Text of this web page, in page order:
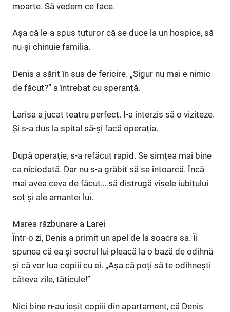
moarte. Să vedem ce face.
Așa că le-a spus tuturor că se duce la un hospice, să
nu-și chinuie familia.
Denis a sărit în sus de fericire. „Sigur nu mai e nimic
de făcut?” a întrebat cu speranță.
Larisa a jucat teatru perfect. I-a interzis să o viziteze.
Și s-a dus la spital să-și facă operația.
După operație, s-a refăcut rapid. Se simțea mai bine
ca niciodată. Dar nu s-a grăbit să se întoarcă. Încă
mai avea ceva de făcut… să distrugă visele iubitului
soț și ale amantei lui.
Marea răzbunare a Larei
Într-o zi, Denis a primit un apel de la soacra sa. Îi
spunea că ea și socrul lui pleacă la o bază de odihnă
și că vor lua copiii cu ei. „Așa că poți să te odihnești
câteva zile, tăticule!”
Nici bine n-au ieșit copiii din apartament, că Denis